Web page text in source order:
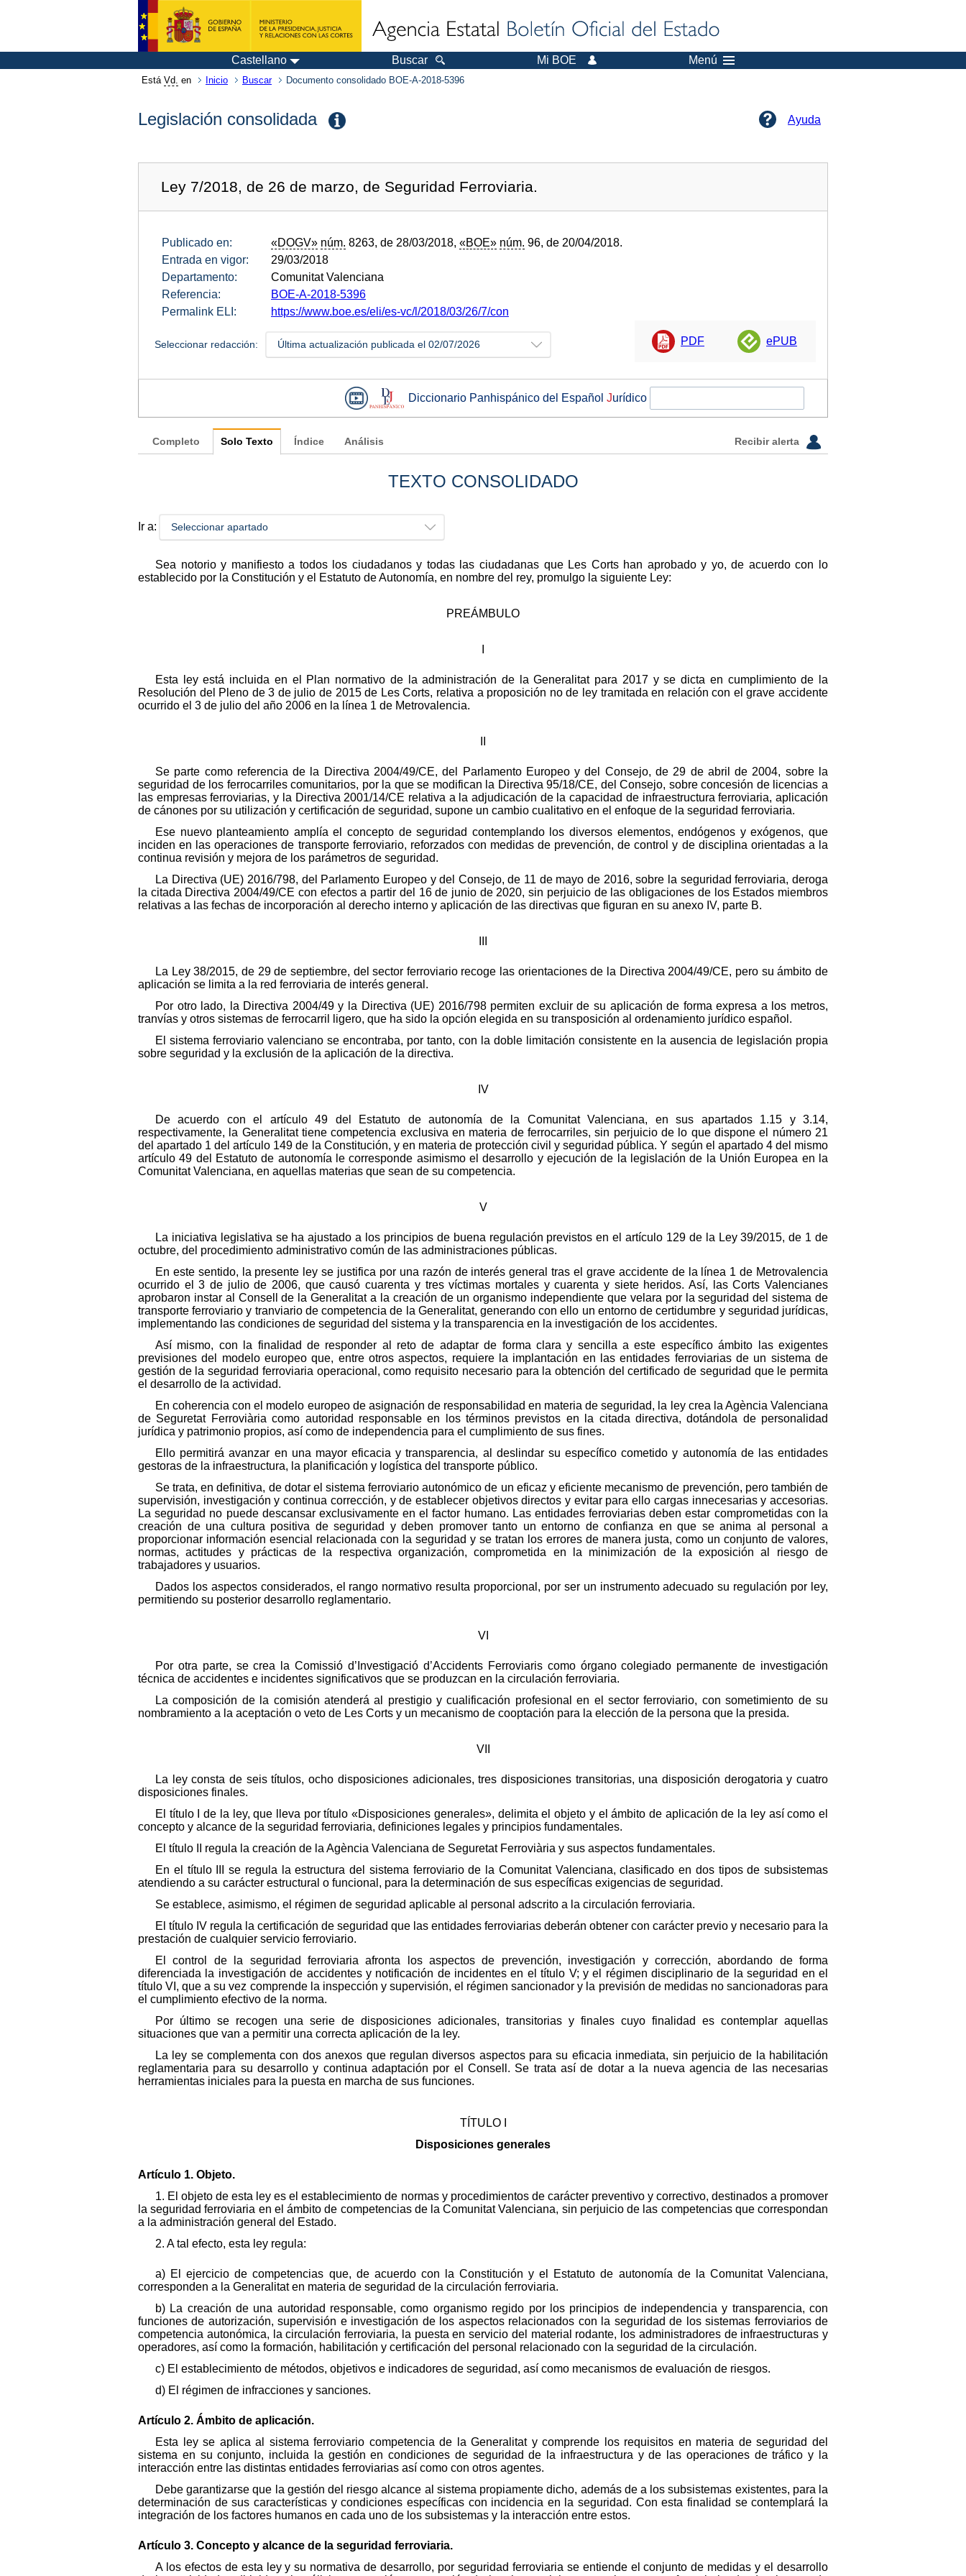
Castellano Buscar Mi BOE Menú
Está Vd. en Inicio Buscar Documento consolidado BOE-A-2018-5396
Legislación consolidada Ayuda
Ley 7/2018, de 26 de marzo, de Seguridad Ferroviaria.
Publicado en: «DOGV» núm. 8263, de 28/03/2018, «BOE» núm. 96, de 20/04/2018.
Entrada en vigor:
29/03/2018
Departamento:
Comunitat Valenciana
Referencia:
BOE-A-2018-5396
Permalink ELI:
https://www.boe.es/eli/es-vc/l/2018/03/26/7/con
Seleccionar redacción: Última actualización publicada el 02/07/2026 PDF ePUB
Diccionario Panhispánico del Español Jurídico
Completo Solo Texto Índice Análisis Recibir alerta
TEXTO CONSOLIDADO
Ir a: Seleccionar apartado
Sea notorio y manifiesto a todos los ciudadanos y todas las ciudadanas que Les Corts han aprobado y yo, de acuerdo con lo
establecido por la Constitución y el Estatuto de Autonomía, en nombre del rey, promulgo la siguiente Ley:
PREÁMBULO
Esta ley está incluida en el Plan normativo de la administración de la Generalitat para 2017 y se dicta en cumplimiento de la
Resolución del Pleno de 3 de julio de 2015 de Les Corts, relativa a proposición no de ley tramitada en relación con el grave accidente
ocurrido el 3 de julio del año 2006 en la línea 1 de Metrovalencia.
Se parte como referencia de la Directiva 2004/49/CE, del Parlamento Europeo y del Consejo, de 29 de abril de 2004, sobre la
seguridad de los ferrocarriles comunitarios, por la que se modifican la Directiva 95/18/CE, del Consejo, sobre concesión de licencias a
las empresas ferroviarias, y la Directiva 2001/14/CE relativa a la adjudicación de la capacidad de infraestructura ferroviaria, aplicación
de cánones por su utilización y certificación de seguridad, supone un cambio cualitativo en el enfoque de la seguridad ferroviaria.
Ese nuevo planteamiento amplía el concepto de seguridad contemplando los diversos elementos, endógenos y exógenos, que
inciden en las operaciones de transporte ferroviario, reforzados con medidas de prevención, de control y de disciplina orientadas a la
continua revisión y mejora de los parámetros de seguridad.
La Directiva (UE) 2016/798, del Parlamento Europeo y del Consejo, de 11 de mayo de 2016, sobre la seguridad ferroviaria, deroga
la citada Directiva 2004/49/CE con efectos a partir del 16 de junio de 2020, sin perjuicio de las obligaciones de los Estados miembros
relativas a las fechas de incorporación al derecho interno y aplicación de las directivas que figuran en su anexo IV, parte B.
La Ley 38/2015, de 29 de septiembre, del sector ferroviario recoge las orientaciones de la Directiva 2004/49/CE, pero su ámbito de
aplicación se limita a la red ferroviaria de interés general.
Por otro lado, la Directiva 2004/49 y la Directiva (UE) 2016/798 permiten excluir de su aplicación de forma expresa a los metros,
tranvías y otros sistemas de ferrocarril ligero, que ha sido la opción elegida en su transposición al ordenamiento jurídico español.
El sistema ferroviario valenciano se encontraba, por tanto, con la doble limitación consistente en la ausencia de legislación propia
sobre seguridad y la exclusión de la aplicación de la directiva.
IV
De acuerdo con el artículo 49 del Estatuto de autonomía de la Comunitat Valenciana, en sus apartados 1.15 y 3.14,
respectivamente, la Generalitat tiene competencia exclusiva en materia de ferrocarriles, sin perjuicio de lo que dispone el número 21
del apartado 1 del artículo 149 de la Constitución, y en materia de protección civil y seguridad pública. Y según el apartado 4 del mismo
artículo 49 del Estatuto de autonomía le corresponde asimismo el desarrollo y ejecución de la legislación de la Unión Europea en la
Comunitat Valenciana, en aquellas materias que sean de su competencia.
V
La iniciativa legislativa se ha ajustado a los principios de buena regulación previstos en el artículo 129 de la Ley 39/2015, de 1 de
octubre, del procedimiento administrativo común de las administraciones públicas.
En este sentido, la presente ley se justifica por una razón de interés general tras el grave accidente de la línea 1 de Metrovalencia
ocurrido el 3 de julio de 2006, que causó cuarenta y tres víctimas mortales y cuarenta y siete heridos. Así, las Corts Valencianes
aprobaron instar al Consell de la Generalitat a la creación de un organismo independiente que velara por la seguridad del sistema de
transporte ferroviario y tranviario de competencia de la Generalitat, generando con ello un entorno de certidumbre y seguridad jurídicas,
implementando las condiciones de seguridad del sistema y la transparencia en la investigación de los accidentes.
Así mismo, con la finalidad de responder al reto de adaptar de forma clara y sencilla a este específico ámbito las exigentes
previsiones del modelo europeo que, entre otros aspectos, requiere la implantación en las entidades ferroviarias de un sistema de
gestión de la seguridad ferroviaria operacional, como requisito necesario para la obtención del certificado de seguridad que le permita
el desarrollo de la actividad.
En coherencia con el modelo europeo de asignación de responsabilidad en materia de seguridad, la ley crea la Agència Valenciana
de Seguretat Ferroviària como autoridad responsable en los términos previstos en la citada directiva, dotándola de personalidad
jurídica y patrimonio propios, así como de independencia para el cumplimiento de sus fines.
Ello permitirá avanzar en una mayor eficacia y transparencia, al deslindar su específico cometido y autonomía de las entidades
gestoras de la infraestructura, la planificación y logística del transporte público.
Se trata, en definitiva, de dotar el sistema ferroviario autonómico de un eficaz y eficiente mecanismo de prevención, pero también de
supervisión, investigación y continua corrección, y de establecer objetivos directos y evitar para ello cargas innecesarias y accesorias.
La seguridad no puede descansar exclusivamente en el factor humano. Las entidades ferroviarias deben estar comprometidas con la
creación de una cultura positiva de seguridad y deben promover tanto un entorno de confianza en que se anima al personal a
proporcionar información esencial relacionada con la seguridad y se tratan los errores de manera justa, como un conjunto de valores,
normas, actitudes y prácticas de la respectiva organización, comprometida en la minimización de la exposición al riesgo de
trabajadores y usuarios.
Dados los aspectos considerados, el rango normativo resulta proporcional, por ser un instrumento adecuado su regulación por ley,
permitiendo su posterior desarrollo reglamentario.
VI
Por otra parte, se crea la Comissió d’Investigació d’Accidents Ferroviaris como órgano colegiado permanente de investigación
técnica de accidentes e incidentes significativos que se produzcan en la circulación ferroviaria.
La composición de la comisión atenderá al prestigio y cualificación profesional en el sector ferroviario, con sometimiento de su
nombramiento a la aceptación o veto de Les Corts y un mecanismo de cooptación para la elección de la persona que la presida.
VII
La ley consta de seis títulos, ocho disposiciones adicionales, tres disposiciones transitorias, una disposición derogatoria y cuatro
disposiciones finales.
El título I de la ley, que lleva por título «Disposiciones generales», delimita el objeto y el ámbito de aplicación de la ley así como el
concepto y alcance de la seguridad ferroviaria, definiciones legales y principios fundamentales.
El título II regula la creación de la Agència Valenciana de Seguretat Ferroviària y sus aspectos fundamentales.
En el título III se regula la estructura del sistema ferroviario de la Comunitat Valenciana, clasificado en dos tipos de subsistemas
atendiendo a su carácter estructural o funcional, para la determinación de sus específicas exigencias de seguridad.
Se establece, asimismo, el régimen de seguridad aplicable al personal adscrito a la circulación ferroviaria.
El título IV regula la certificación de seguridad que las entidades ferroviarias deberán obtener con carácter previo y necesario para la
prestación de cualquier servicio ferroviario.
El control de la seguridad ferroviaria afronta los aspectos de prevención, investigación y corrección, abordando de forma
diferenciada la investigación de accidentes y notificación de incidentes en el título V; y el régimen disciplinario de la seguridad en el
título VI, que a su vez comprende la inspección y supervisión, el régimen sancionador y la previsión de medidas no sancionadoras para
el cumplimiento efectivo de la norma.
Por último se recogen una serie de disposiciones adicionales, transitorias y finales cuyo finalidad es contemplar aquellas
situaciones que van a permitir una correcta aplicación de la ley.
La ley se complementa con dos anexos que regulan diversos aspectos para su eficacia inmediata, sin perjuicio de la habilitación
reglamentaria para su desarrollo y continua adaptación por el Consell. Se trata así de dotar a la nueva agencia de las necesarias
herramientas iniciales para la puesta en marcha de sus funciones.
TÍTULO I
Disposiciones generales
Artículo 1. Objeto.
1. El objeto de esta ley es el establecimiento de normas y procedimientos de carácter preventivo y correctivo, destinados a promover
la seguridad ferroviaria en el ámbito de competencias de la Comunitat Valenciana, sin perjuicio de las competencias que correspondan
a la administración general del Estado.
2. A tal efecto, esta ley regula:
a) El ejercicio de competencias que, de acuerdo con la Constitución y el Estatuto de autonomía de la Comunitat Valenciana,
corresponden a la Generalitat en materia de seguridad de la circulación ferroviaria.
b) La creación de una autoridad responsable, como organismo regido por los principios de independencia y transparencia, con
funciones de autorización, supervisión e investigación de los aspectos relacionados con la seguridad de los sistemas ferroviarios de
competencia autonómica, la circulación ferroviaria, la puesta en servicio del material rodante, los administradores de infraestructuras y
operadores, así como la formación, habilitación y certificación del personal relacionado con la seguridad de la circulación.
c) El establecimiento de métodos, objetivos e indicadores de seguridad, así como mecanismos de evaluación de riesgos.
d) El régimen de infracciones y sanciones.
Artículo 2. Ámbito de aplicación.
Esta ley se aplica al sistema ferroviario competencia de la Generalitat y comprende los requisitos en materia de seguridad del
sistema en su conjunto, incluida la gestión en condiciones de seguridad de la infraestructura y de las operaciones de tráfico y la
interacción entre las distintas entidades ferroviarias así como con otros agentes.
Debe garantizarse que la gestión del riesgo alcance al sistema propiamente dicho, además de a los subsistemas existentes, para la
determinación de sus características y condiciones específicas con incidencia en la seguridad. Con esta finalidad se contemplará la
integración de los factores humanos en cada uno de los subsistemas y la interacción entre estos.
Artículo 3. Concepto y alcance de la seguridad ferroviaria.
A los efectos de esta ley y su normativa de desarrollo, por seguridad ferroviaria se entiende el conjunto de medidas y el desarrollo